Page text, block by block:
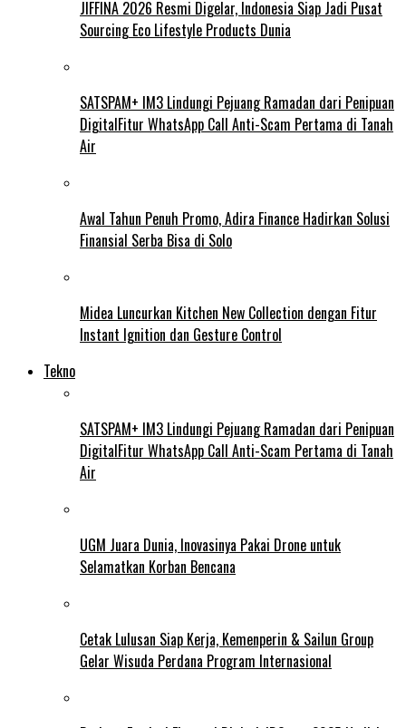
JIFFINA 2026 Resmi Digelar, Indonesia Siap Jadi Pusat
Sourcing Eco Lifestyle Products Dunia
SATSPAM+ IM3 Lindungi Pejuang Ramadan dari Penipuan
DigitalFitur WhatsApp Call Anti-Scam Pertama di Tanah
Air
Awal Tahun Penuh Promo, Adira Finance Hadirkan Solusi
Finansial Serba Bisa di Solo
Midea Luncurkan Kitchen New Collection dengan Fitur
Instant Ignition dan Gesture Control
Tekno
SATSPAM+ IM3 Lindungi Pejuang Ramadan dari Penipuan
DigitalFitur WhatsApp Call Anti-Scam Pertama di Tanah
Air
UGM Juara Dunia, Inovasinya Pakai Drone untuk
Selamatkan Korban Bencana
Cetak Lulusan Siap Kerja, Kemenperin & Sailun Group
Gelar Wisuda Perdana Program Internasional